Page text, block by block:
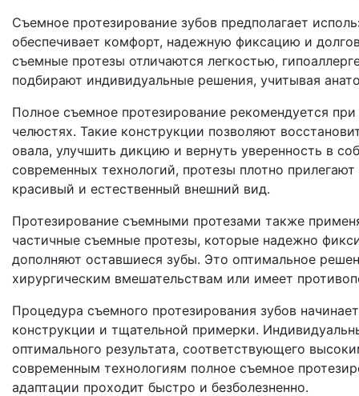
Съемное протезирование зубов предполагает
обеспечивает комфорт, надежную фиксацию и
съемные протезы отличаются легкостью,
подбирают индивидуальные решения, учитывая
Полное съемное протезирование рекомендуется
челюстях. Такие конструкции позволяют
овала, улучшить дикцию и вернуть уверенность в
современных технологий, протезы плотно
красивый и естественный внешний вид.
Протезирование съемными протезами также
частичные съемные протезы, которые надежно
дополняют оставшиеся зубы. Это оптимальное
хирургическим вмешательствам или имеет
Процедура съемного протезирования зубов
конструкции и тщательной примерки.
оптимального результата, соответствующего
современным технологиям полное съемное
адаптации проходит быстро и безболезненно.